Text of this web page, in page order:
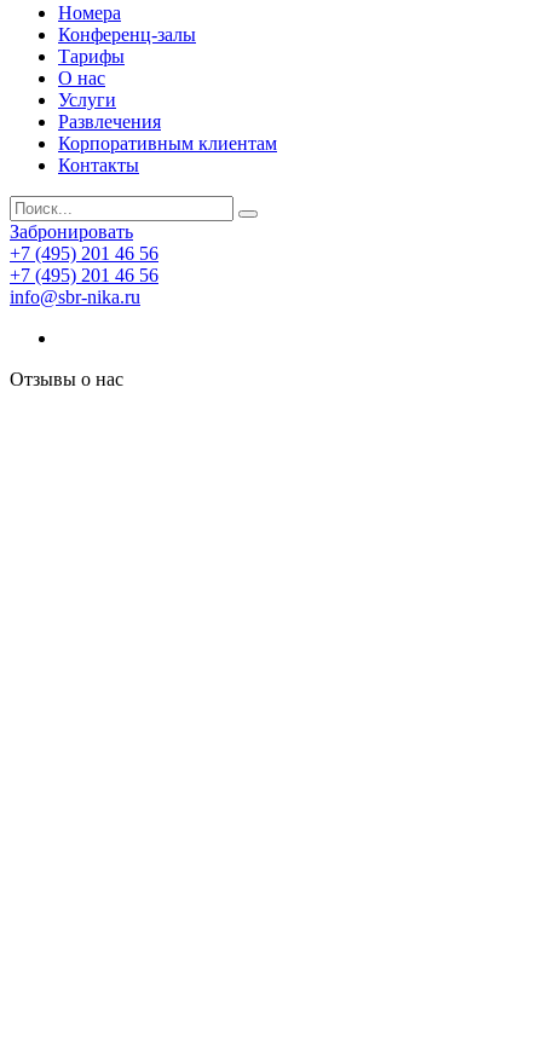
Номера
Конференц-залы
Тарифы
О нас
Услуги
Развлечения
Корпоративным клиентам
Контакты
Забронировать
+7 (495) 201 46 56
+7 (495) 201 46 56
info@sbr-nika.ru
Отзывы о нас